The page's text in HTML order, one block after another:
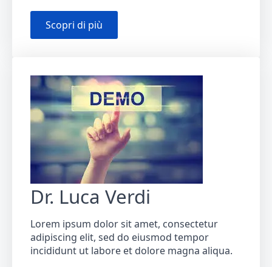
Scopri di più
Dr. Luca Verdi
Lorem ipsum dolor sit amet, consectetur
adipiscing elit, sed do eiusmod tempor
incididunt ut labore et dolore magna aliqua.